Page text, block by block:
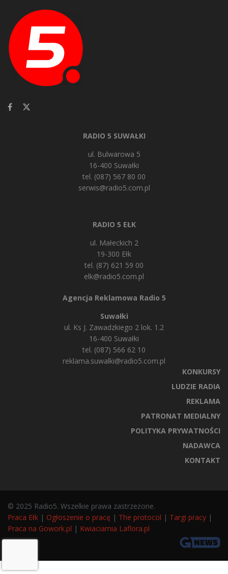
RADIO 5 SUWAŁKI
ul. Bulwarowa 5
16-400 Suwałki
tel. (087) 567 80 00
serwis@radio5.com.pl
RADIO 5 EŁK
ul. Małeckich 2
19-300 Ełk
tel. (87) 621 59 00
elk@radio5.com.pl
Agencja Reklamowa Radio 5
Suwałki
ul. Ks J. Zawadzkiego 2 lok. 1.2
16-400 Suwałki
tel. (087) 566 62 10
reklama.suwalki@radio5.com.pl
KONKURSY
LUDZIE RADIA
REKLAMA
PATRONAT MEDIALNY
POLITYKA PRYWATNOŚCI
NADAWCA
KONTAKT
© 2025 Radio5. Wszelkie prawa zastrzeżone.
Praca Ełk | Ogłoszenie o pracę | The protocol | Targi pracy |
Praca na Gowork.pl | Kwiaciarnia Laflora.pl